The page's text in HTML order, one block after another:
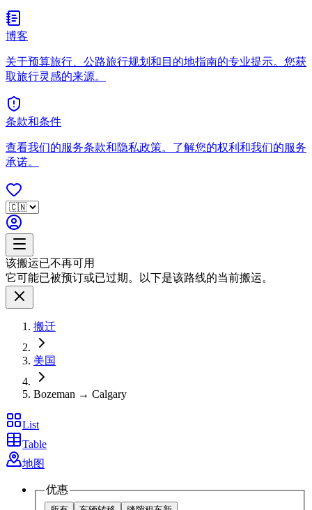
博客
关于预算旅行、公路旅行规划和目的地指南的专业提示。您获
取旅行灵感的来源。
条款和条件
查看我们的服务条款和隐私政策。了解您的权利和我们的服务
承诺。
该搬运已不再可用
它可能已被预订或已过期。以下是该路线的当前搬运。
搬迁
美国
Bozeman → Calgary
List
Table
地图
优惠